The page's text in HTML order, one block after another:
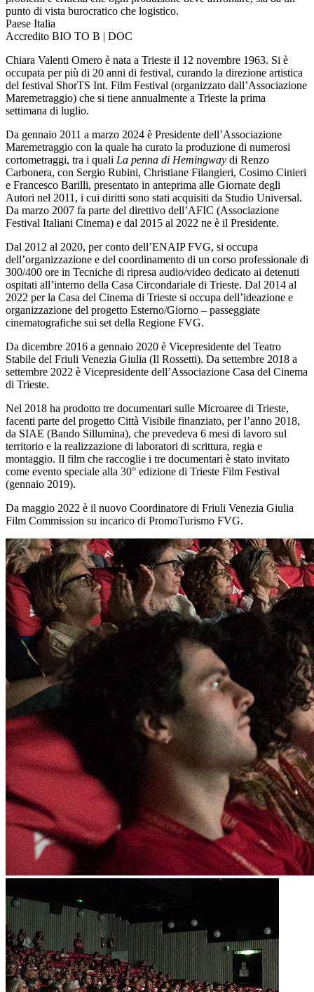
punto di vista burocratico che logistico.
Paese Italia
Accredito BIO TO B | DOC
Chiara Valenti Omero è nata a Trieste il 12 novembre 1963. Si è
occupata per più di 20 anni di festival, curando la direzione artistica
del festival ShorTS Int. Film Festival (organizzato dall’Associazione
Maremetraggio) che si tiene annualmente a Trieste la prima
settimana di luglio.
Da gennaio 2011 a marzo 2024 è Presidente dell’Associazione
Maremetraggio con la quale ha curato la produzione di numerosi
cortometraggi, tra i quali La penna di Hemingway di Renzo
Carbonera, con Sergio Rubini, Christiane Filangieri, Cosimo Cinieri
e Francesco Barilli, presentato in anteprima alle Giornate degli
Autori nel 2011, i cui diritti sono stati acquisiti da Studio Universal.
Da marzo 2007 fa parte del direttivo dell’AFIC (Associazione
Festival Italiani Cinema) e dal 2015 al 2022 ne è il Presidente.
Dal 2012 al 2020, per conto dell’ENAIP FVG, si occupa
dell’organizzazione e del coordinamento di un corso professionale di
300/400 ore in Tecniche di ripresa audio/video dedicato ai detenuti
ospitati all’interno della Casa Circondariale di Trieste. Dal 2014 al
2022 per la Casa del Cinema di Trieste si occupa dell’ideazione e
organizzazione del progetto Esterno/Giorno – passeggiate
cinematografiche sui set della Regione FVG.
Da dicembre 2016 a gennaio 2020 è Vicepresidente del Teatro
Stabile del Friuli Venezia Giulia (Il Rossetti). Da settembre 2018 a
settembre 2022 è Vicepresidente dell’Associazione Casa del Cinema
di Trieste.
Nel 2018 ha prodotto tre documentari sulle Microaree di Trieste,
facenti parte del progetto Città Visibile finanziato, per l’anno 2018,
da SIAE (Bando Sillumina), che prevedeva 6 mesi di lavoro sul
territorio e la realizzazione di laboratori di scrittura, regia e
montaggio. Il film che raccoglie i tre documentari è stato invitato
come evento speciale alla 30° edizione di Trieste Film Festival
(gennaio 2019).
Da maggio 2022 è il nuovo Coordinatore di Friuli Venezia Giulia
Film Commission su incarico di PromoTurismo FVG.